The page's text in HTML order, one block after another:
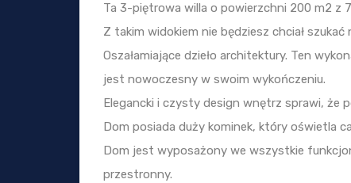
Ta 3-piętrowa willa o powierzchni 200 m2 z
Z takim widokiem nie będziesz chciał szukać
Oszałamiające dzieło architektury. Ten
jest nowoczesny w swoim wykończeniu.
Elegancki i czysty design wnętrz sprawi, że
Dom posiada duży kominek, który oświetla
Dom jest wyposażony we wszystkie
przestronny.